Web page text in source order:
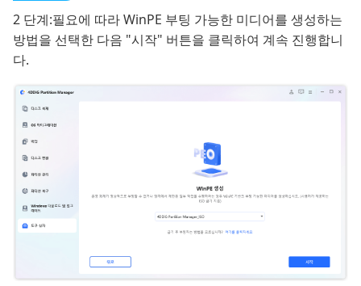
2 단계:필요에 따라 WinPE 부팅 가능한 미디어를 생성하는
방법을 선택한 다음 "시작" 버튼을 클릭하여 계속 진행합니
다.